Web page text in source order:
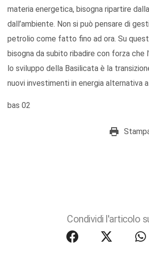
materia energetica, bisogna ripartire
dall’ambiente. Non si può pensare di
petrolio come fatto fino ad ora. Su
bisogna da subito ribadire con forza che
lo sviluppo della Basilicata è la
nuovi investimenti in energia alternativa
bas 02
Condividi l'articolo